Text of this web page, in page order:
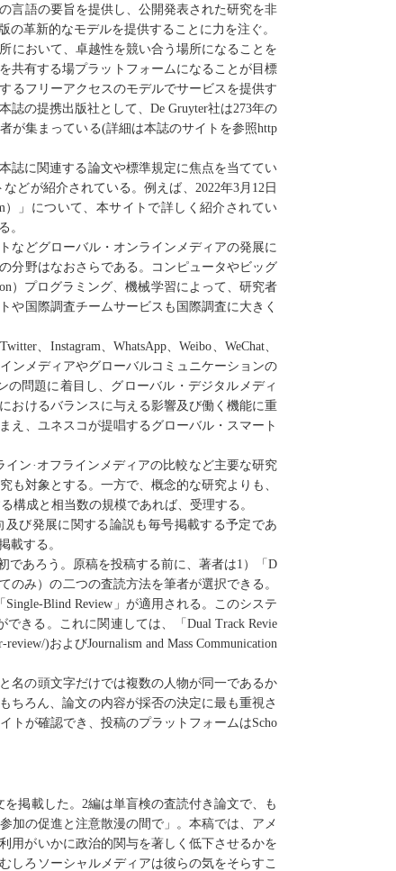
言語の要旨を提供し、公開発表された研究を非
の革新的なモデルを提供することに力を注 ぐ。
において、 卓越性を競い合う場所になることを
共有する場プラットフォームになること が目標
るフリーアクセスのモデルでサービスを提供す
誌の提携出版社として、 De Gruyter社は273年の
が集まっている(詳細は本誌のサイトを参照http
誌に関連する論文や標準規定に焦点を当ててい
などが紹介されている 。例えば、 2022年3月 12日
） 」について、本サイトで詳しく紹介 されてい
。
などグローバル・ オンラインメディアの発展に
分野はなおさらである 。コンピュータやビッグ
）プログラミング、機械学習によって、研究者
や国際調査チームサービスも国際調査に大きく
Twitter、 Instagram、 WhatsApp、Weibo、 WeChat、
ンメディアやグローバルコミュニケーションの
の問題に着目し 、グローバル ・ デジタルメディ
おけるバランスに与える影響及び働く機能に重
え、ユネスコが提唱するグローバル・ スマート
ン·オフラインメディアの比較など主要な研究
も対象と する 。 一方で、 概念的な研究よりも、
構成と相当数の規模であれば、 受理する 。
及び発展に関する 論説も 毎号掲載する予定であ
載する 。
であろう 。原稿を投稿する前に、著者は1 ） 「D
のみ ）の二つの査読方法を筆者が選択できる 。
Single-Blind Review 」 が適用される 。このシステ
でき る 。 これに関連 しては、「 Dual Track Revie
review/)およびJournalism and Mass Communication
名の頭文字だけでは複数の人物が同一であるか
もちろん、論文の内容が採否の決定に最も重視さ
ト が確認でき 、投稿のプラットフォームはScho
掲載した。 2編は単盲検の査読付き論文で、も
加の促進と注意散漫の間で」。本稿では、アメ
用がいかに政治的関与を著しく低下させるかを
しろソーシャルメディアは彼らの気をそらすこ